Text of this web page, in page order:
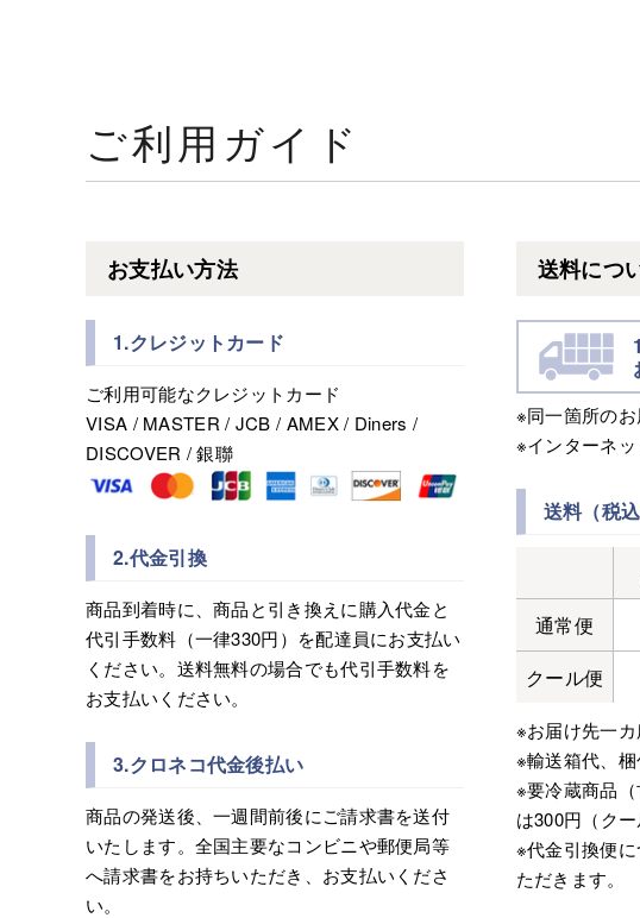
ご利用ガイド
お支払い方法
1.クレジットカード
ご利用可能なクレジットカード
VISA / MASTER / JCB / AMEX / Diners /
DISCOVER / 銀聯
2.代金引換
商品到着時に、商品と引き換えに購入代金と
代引手数料（一律330円）を配達員にお支払い
ください。送料無料の場合でも代引手数料を
お支払いください。
3.クロネコ代金後払い
商品の発送後、一週間前後にご請求書を送付
いたします。全国主要なコンビニや郵便局等
へ請求書をお持ちいただき、お支払いくださ
い。
送料につ
※同一箇所の
※インターネッ
送料（税込
通常便
クール便
※お届け先一カ
※輸送箱代、
※要冷蔵商品
は300円（ク
※代金引換便
ただきます。